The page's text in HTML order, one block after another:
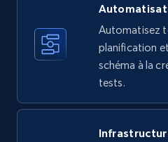
35.2K+ 5.7K+
upc numbers
Automatisez
planification
schéma à la
tests.